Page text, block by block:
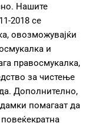
Нашите
2018 се
овозможувајќи
и
правосмукалка,
за чистење
Дополнително,
помагаат да